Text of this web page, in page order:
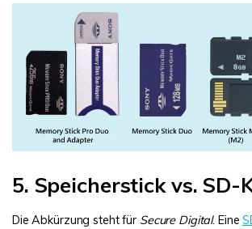
5. Speicherstick vs. SD-
Die Abkürzung steht für Secure Digital. Eine